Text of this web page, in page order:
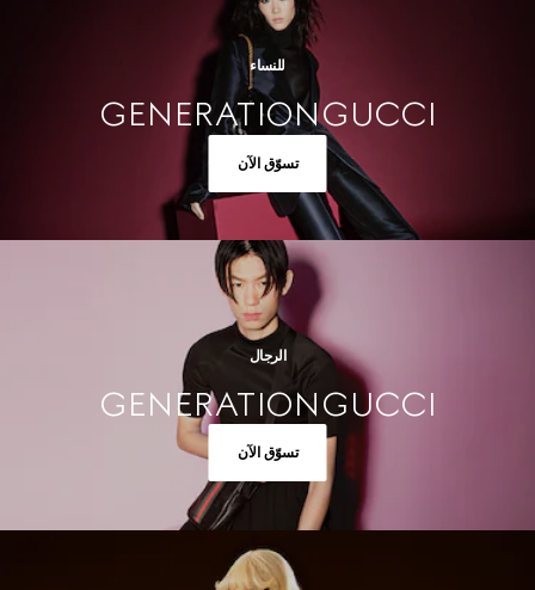
للنساء
GENERATION GUCCI
تسوّق الآن
الرجال
GENERATION GUCCI
تسوّق الآن